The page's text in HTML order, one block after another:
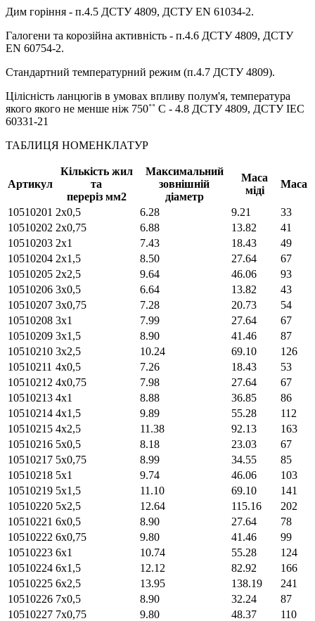
Дим горіння - п.4.5 ДСТУ 4809, ДСТУ EN 61034-2.
Галогени та корозійна активність - п.4.6 ДСТУ 4809, ДСТУ
EN 60754-2.
Стандартний температурний режим (п.4.7 ДСТУ 4809).
Цілісність ланцюгів в умовах впливу полум'я, температура
якого якого не менше ніж 750˚˚ С - 4.8 ДСТУ 4809, ДСТУ IEC
60331-21
ТАБЛИЦЯ НОМЕНКЛАТУР
Артикул
Кількість жил
та
переріз мм2
Максимальний
зовнішній
діаметр
Маса
міді
Маса
10510201 2х0,5 6.28 9.21
33
10510202 2х0,75 6.88 13.82
41
10510203 2х1 7.43 18.43
49
10510204 2х1,5 8.50 27.64
67
10510205 2х2,5 9.64 46.06
93
10510206 3х0,5 6.64 13.82
43
10510207 3х0,75 7.28 20.73
54
10510208 3х1 7.99 27.64
67
10510209 3х1,5 8.90 41.46
87
10510210 3х2,5 10.24 69.10
126
10510211 4х0,5 7.26 18.43
53
10510212 4х0,75 7.98 27.64
67
10510213 4х1 8.88 36.85
86
10510214 4х1,5 9.89 55.28
112
10510215 4х2,5 11.38 92.13
163
10510216 5х0,5 8.18 23.03
67
10510217 5х0,75 8.99 34.55
85
10510218 5х1 9.74 46.06
103
10510219 5х1,5 11.10 69.10
141
10510220 5х2,5 12.64 115.16
202
10510221 6х0,5 8.90 27.64
78
10510222 6х0,75 9.80 41.46
99
10510223 6х1 10.74 55.28
124
10510224 6х1,5 12.12 82.92
166
10510225 6х2,5 13.95 138.19
241
10510226 7х0,5 8.90 32.24
87
10510227 7х0,75 9.80 48.37
110